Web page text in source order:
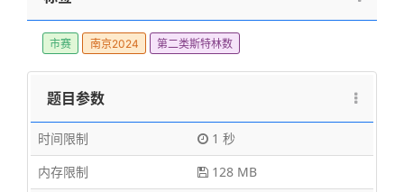
市赛 南京2024 第二类斯特林数
题目参数
时间限制
1 秒
内存限制
128 MB